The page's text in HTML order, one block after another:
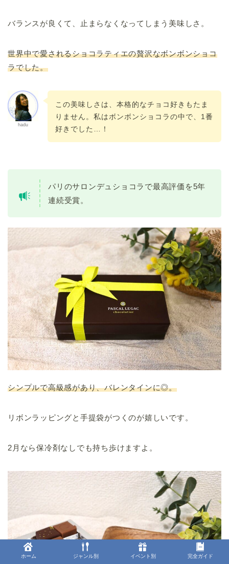
バランスが良くて、止まらなくなってしまう美味しさ。
世界中で愛されるショコラティエの贅沢なボンボンショコ
ラでした。
hadu
この美味しさは、本格的なチョコ好きもたま
りません。私はボンボンショコラの中で、1番
好きでした…！
パリのサロンデュショコラで最高評価を5年
連続受賞。
シンプルで高級感があり、バレンタインに◎。
リボンラッピングと手提袋がつくのが嬉しいです。
2月なら保冷剤なしでも持ち歩けますよ。
ホーム ジャンル別 イベント別 完全ガイド